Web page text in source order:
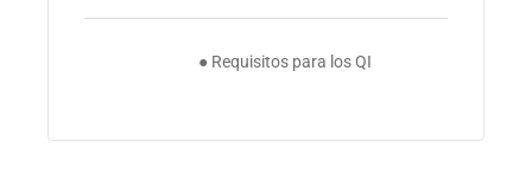
● Requisitos para los QI